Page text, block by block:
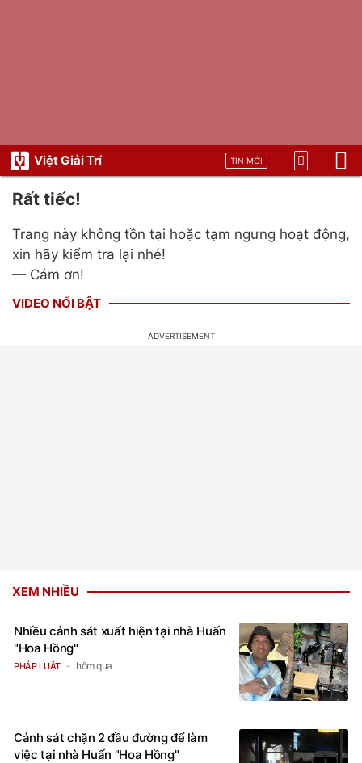
Việt Giải Trí TIN MỚI
Rất tiếc!
Trang này không tồn tại hoặc tạm ngưng hoạt động,
xin hãy kiểm tra lại nhé!
— Cám ơn!
VIDEO NỔI BẬT
XEM NHIỀU
Nhiều cảnh sát xuất hiện tại nhà Huấn
"Hoa Hồng"
PHÁP LUẬT hôm qua
Cảnh sát chặn 2 đầu đường để làm
việc tại nhà Huấn "Hoa Hồng"